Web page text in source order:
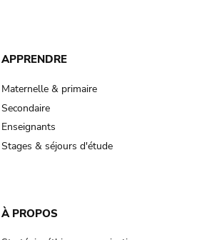
APPRENDRE
Maternelle & primaire
Secondaire
Enseignants
Stages & séjours d'étude
À PROPOS